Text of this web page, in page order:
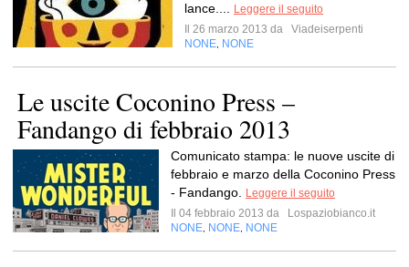
lance....
Leggere il seguito
Il 26 marzo 2013 da
Viadeiserpenti
NONE NONE
Le uscite Coconino Press –
Fandango di febbraio 2013
Comunicato stampa: le nuove uscite di
febbraio e marzo della Coconino Press
- Fandango.
Leggere il seguito
Il 04 febbraio 2013 da
Lospaziobianco.it
NONE NONE NONE